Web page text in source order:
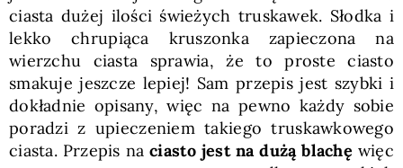
Polski
ciasta dużej ilości świeżych truskawek. Słodka i
lekko chrupiąca kruszonka zapieczona na
wierzchu ciasta sprawia, że to proste ciasto
smakuje jeszcze lepiej! Sam przepis jest szybki i
dokładnie opisany, więc na pewno każdy sobie
poradzi z upieczeniem takiego truskawkowego
ciasta. Przepis naciasto jest na dużą blachę więc